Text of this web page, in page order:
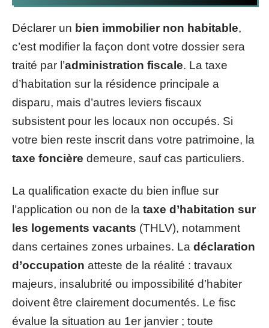
Déclarer un bien immobilier non habitable,
c’est modifier la façon dont votre dossier sera
traité par l’administration fiscale. La taxe
d’habitation sur la résidence principale a
disparu, mais d’autres leviers fiscaux
subsistent pour les locaux non occupés. Si
votre bien reste inscrit dans votre patrimoine, la
taxe foncière demeure, sauf cas particuliers.
La qualification exacte du bien influe sur
l’application ou non de la taxe d’habitation sur
les logements vacants (THLV), notamment
dans certaines zones urbaines. La déclaration
d’occupation atteste de la réalité : travaux
majeurs, insalubrité ou impossibilité d’habiter
doivent être clairement documentés. Le fisc
évalue la situation au 1er janvier ; toute